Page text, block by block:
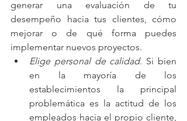
generar una evaluación de tu
desempeño hacia tus clientes, cómo
mejorar o de qué forma puedes
implementar nuevos proyectos.
Elige personal de calidad. Si bien
en la mayoría de los
establecimientos la principal
problemática es la actitud de los
empleados hacia el propio cliente,